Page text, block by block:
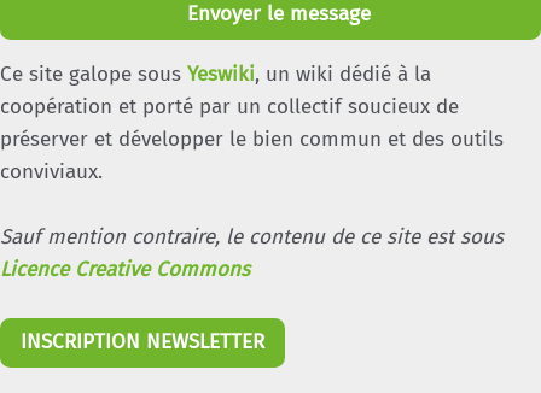
Envoyer le message
Ce site galope sous Yeswiki, un wiki dédié à la
coopération et porté par un collectif soucieux de
préserver et développer le bien commun et des outils
conviviaux.
Sauf mention contraire, le contenu de ce site est sous
Licence Creative Commons
INSCRIPTION NEWSLETTER